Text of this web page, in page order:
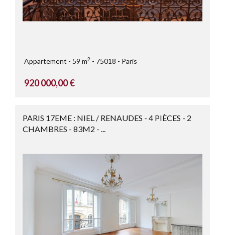
Appartement 59 m2 75018 Paris
920 000,00 €
PARIS 17EME : NIEL / RENAUDES - 4 PIÈCES - 2
CHAMBRES - 83M2 - ...